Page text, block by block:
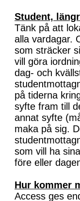
Student,
Tänk på att
alla vardagar.
som sträcker
vill göra
dag- och
på tiderna
syfte fram till
annat syfte
maka på sig.
som vill ha
före eller
Hur kommer
Access ges